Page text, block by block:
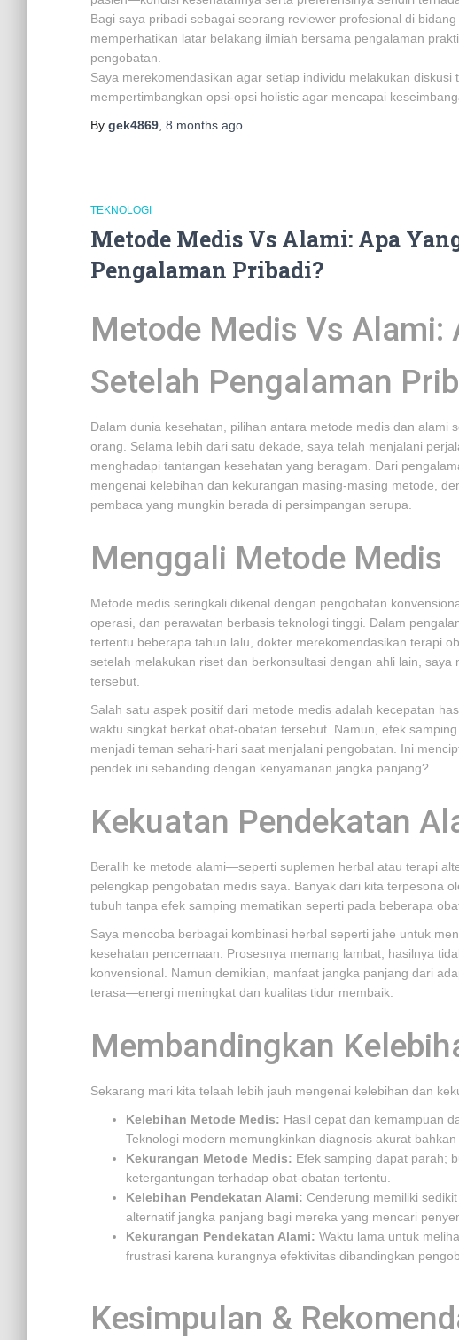
Bagi saya pribadi sebagai seorang reviewer profesional di
memperhatikan latar belakang ilmiah bersama pengalaman
pengobatan.
Saya merekomendasikan agar setiap individu melakukan
mempertimbangkan opsi-opsi holistic agar mencapai
By gek4869 8 months ago
TEKNOLOGI
Metode Medis Vs Alami: Apa
Pengalaman Pribadi?
Metode Medis Vs Alami:
Setelah Pengalaman
Dalam dunia kesehatan, pilihan antara metode medis dan alami
orang. Selama lebih dari satu dekade, saya telah menjalani
menghadapi tantangan kesehatan yang beragam. Dari
mengenai kelebihan dan kekurangan masing-masing metode,
pembaca yang mungkin berada di persimpangan serupa.
Menggali Metode Medis
Metode medis seringkali dikenal dengan pengobatan
operasi, dan perawatan berbasis teknologi tinggi. Dalam
tertentu beberapa tahun lalu, dokter merekomendasikan terapi
setelah melakukan riset dan berkonsultasi dengan ahli lain,
tersebut.
Salah satu aspek positif dari metode medis adalah kecepatan
waktu singkat berkat obat-obatan tersebut. Namun, efek
menjadi teman sehari-hari saat menjalani pengobatan. Ini
pendek ini sebanding dengan kenyamanan jangka panjang?
Kekuatan Pendekatan
Beralih ke metode alami—seperti suplemen herbal atau terapi
pelengkap pengobatan medis saya. Banyak dari kita terpesona
tubuh tanpa efek samping mematikan seperti pada beberapa
Saya mencoba berbagai kombinasi herbal seperti jahe untuk
kesehatan pencernaan. Prosesnya memang lambat; hasilnya
konvensional. Namun demikian, manfaat jangka panjang dari
terasa—energi meningkat dan kualitas tidur membaik.
Membandingkan
Sekarang mari kita telaah lebih jauh mengenai kelebihan dan
Kelebihan Metode Medis: Hasil cepat dan kemampuan
Teknologi modern memungkinkan diagnosis akurat
Kekurangan Metode Medis: Efek samping dapat parah;
ketergantungan terhadap obat-obatan tertentu.
Kelebihan Pendekatan Alami: Cenderung memiliki
alternatif jangka panjang bagi mereka yang mencari
Kekurangan Pendekatan Alami: Waktu lama untuk
frustrasi karena kurangnya efektivitas dibandingkan
Kesimpulan &